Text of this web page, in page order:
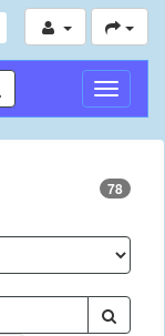
切
換
導
78